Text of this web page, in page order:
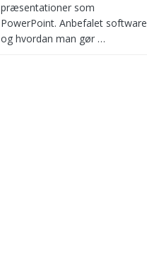
præsentationer som
PowerPoint. Anbefalet software
og hvordan man gør …